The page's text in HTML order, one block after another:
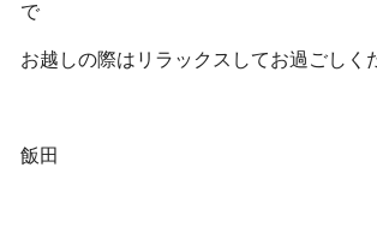
で
お越しの際はリラックスしてお過ごしく
飯田